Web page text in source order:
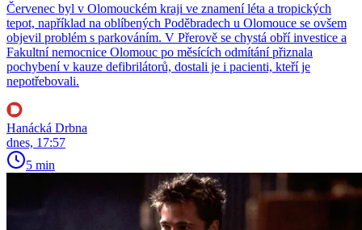
Červenec byl v Olomouckém kraji ve znamení léta a tropických
tepot, například na oblíbených Poděbradech u Olomouce se ovšem
objevil problém s parkováním. V Přerově se chystá obří investice a
Fakultní nemocnice Olomouc po měsících odmítání přiznala
pochybení v kauze defibrilátorů, dostali je i pacienti, kteří je
nepotřebovali.
Hanácká Drbna
dnes, 17:57
5 min